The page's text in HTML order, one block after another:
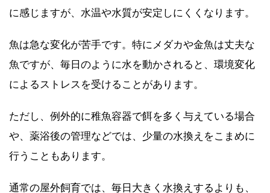
に感じますが、水温や水質が安定しにくくなります。
魚は急な変化が苦手です。特にメダカや金魚は丈夫な
魚ですが、毎日のように水を動かされると、環境変化
によるストレスを受けることがあります。
ただし、例外的に稚魚容器で餌を多く与えている場合
や、薬浴後の管理などでは、少量の水換えをこまめに
行うこともあります。
通常の屋外飼育では、毎日大きく水換えするよりも、